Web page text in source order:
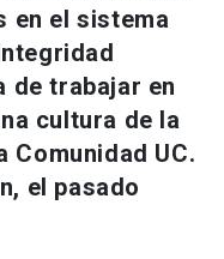
en el sistema
de trabajar en
cultura de la
UC.
el pasado